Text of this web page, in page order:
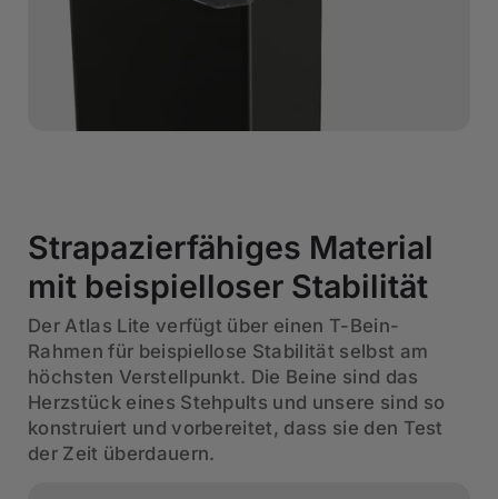
Strapazierfähiges Material
mit beispielloser Stabilität
Der Atlas Lite verfügt über einen T-Bein-
Rahmen für beispiellose Stabilität selbst am
höchsten Verstellpunkt. Die Beine sind das
Herzstück eines Stehpults und unsere sind so
konstruiert und vorbereitet, dass sie den Test
der Zeit überdauern.